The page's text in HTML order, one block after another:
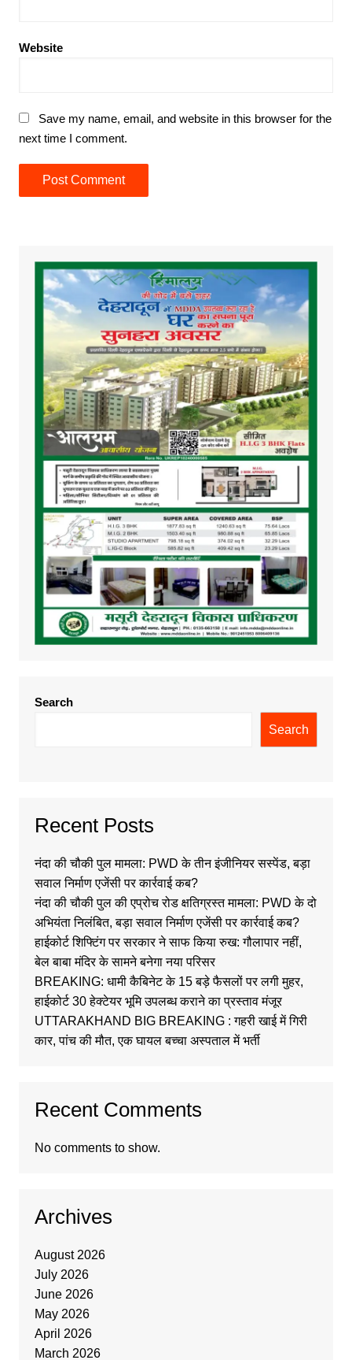
Website
Save my name, email, and website in this browser for the
next time I comment.
Search
Search
Recent Posts
नंदा की चौकी पुल मामला: PWD के तीन इंजीनियर सस्पेंड, बड़ा
सवाल निर्माण एजेंसी पर कार्रवाई कब?
नंदा की चौकी पुल की एप्रोच रोड क्षतिग्रस्त मामला: PWD के दो
अभियंता निलंबित, बड़ा सवाल निर्माण एजेंसी पर कार्रवाई कब?
हाईकोर्ट शिफ्टिंग पर सरकार ने साफ किया रुख: गौलापार नहीं,
बेल बाबा मंदिर के सामने बनेगा नया परिसर
BREAKING: धामी कैबिनेट के 15 बड़े फैसलों पर लगी मुहर,
हाईकोर्ट 30 हेक्टेयर भूमि उपलब्ध कराने का प्रस्ताव मंजूर
UTTARAKHAND BIG BREAKING : गहरी खाई में गिरी
कार, पांच की मौत, एक घायल बच्चा अस्पताल में भर्ती
Recent Comments
No comments to show.
Archives
August 2026
July 2026
June 2026
May 2026
April 2026
March 2026